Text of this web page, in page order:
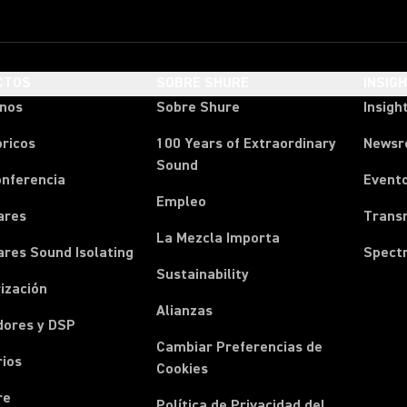
Sound Isolating
y DSP
Sobre Shure
100 Years of Extraordinary
Sound
Empleo
La Mezcla Importa
Sustainability
Alianzas
Cambiar Preferencias de
Cookies